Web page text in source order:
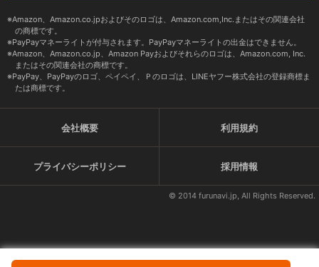
Amazon、Amazon.co.jpおよびそのロゴは、Amazon.com,Inc.またはその関連会社
の商標です。
PayPayマネーライトが付与されます。PayPayマネーライトの出金はできません。
Amazon、Amazon.co.jp、Amazon Payおよびそれらのロゴは、Amazon.com, Inc.
またはその関連会社の商標です。
PayPay、PayPayのロゴ、ペイペイ、Ｐのロゴは、LINEヤフー株式会社の登録商標ま
たは商標です。
会社概要 利用規約
プライバシーポリシー 採用情報
© 2014 furunavi.jp, All Rights Reserved.